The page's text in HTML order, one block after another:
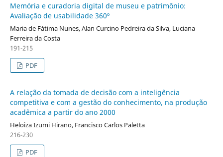
Memória e curadoria digital de museu e patrimônio:
Avaliação de usabilidade 360º
Maria de Fátima Nunes, Alan Curcino Pedreira da Silva, Luciana
Ferreira da Costa
191-215
PDF
A relação da tomada de decisão com a inteligência
competitiva e com a gestão do conhecimento, na produção
acadêmica a partir do ano 2000
Heloiza Izumi Hirano, Francisco Carlos Paletta
216-230
PDF